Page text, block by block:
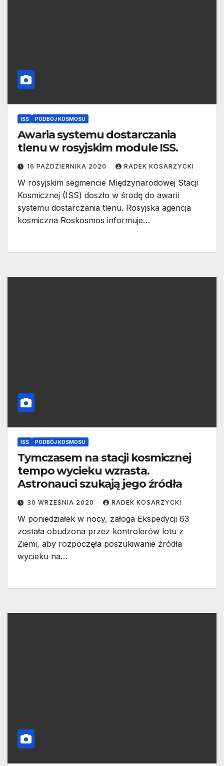
ISS PODBÓJ KOSMOSU
Awaria systemu dostarczania
tlenu w rosyjskim module ISS.
16 PAŹDZIERNIKA 2020 RADEK KOSARZYCKI
W rosyjskim segmencie Międzynarodowej Stacji
Kosmicznej (ISS) doszło w środę do awarii
systemu dostarczania tlenu. Rosyjska agencja
kosmiczna Roskosmos informuje…
ISS PODBÓJ KOSMOSU
Tymczasem na stacji kosmicznej
tempo wycieku wzrasta.
Astronauci szukają jego źródła
30 WRZEŚNIA 2020 RADEK KOSARZYCKI
W poniedziałek w nocy, załoga Ekspedycji 63
została obudzona przez kontrolerów lotu z
Ziemi, aby rozpoczęła poszukiwanie źródła
wycieku na…